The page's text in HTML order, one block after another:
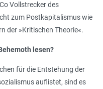
Vollstrecker des
zum Postkapitalismus wie
der »Kritischen Theorie«.
lesen?
für die Entstehung der
auflistet, sind es